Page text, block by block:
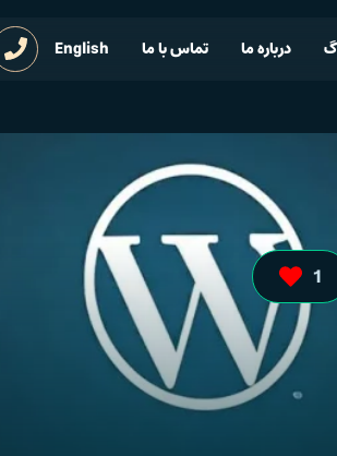
درباره ما تماس با ما English
1